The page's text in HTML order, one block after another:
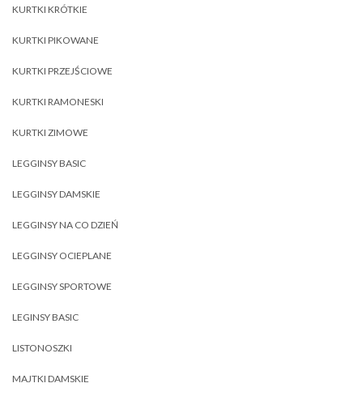
KURTKI KRÓTKIE
KURTKI PIKOWANE
KURTKI PRZEJŚCIOWE
KURTKI RAMONESKI
KURTKI ZIMOWE
LEGGINSY BASIC
LEGGINSY DAMSKIE
LEGGINSY NA CO DZIEŃ
LEGGINSY OCIEPLANE
LEGGINSY SPORTOWE
LEGINSY BASIC
LISTONOSZKI
MAJTKI DAMSKIE